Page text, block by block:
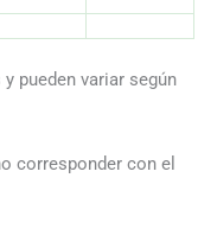
pueden variar según
corresponder con el